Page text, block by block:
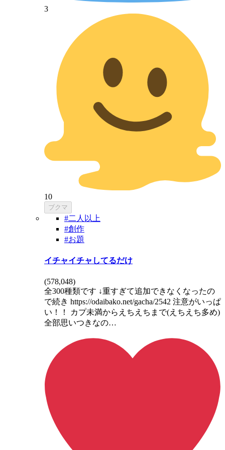
3
10
ブクマ
#二人以上
#創作
#お題
イチャイチャしてるだけ
(578,048)
全300種類です ↓重すぎて追加できなくなったの
で続き https://odaibako.net/gacha/2542 注意がいっぱ
い！！ カプ未満からえちえちまで(えちえち多め)
全部思いつきなの…